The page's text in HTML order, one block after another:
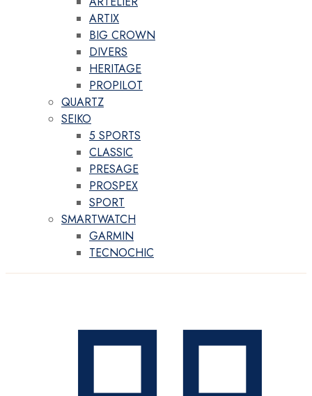
ARTIX
BIG CROWN
DIVERS
HERITAGE
PROPILOT
QUARTZ
SEIKO
5 SPORTS
CLASSIC
PRESAGE
PROSPEX
SPORT
SMARTWATCH
GARMIN
TECNOCHIC